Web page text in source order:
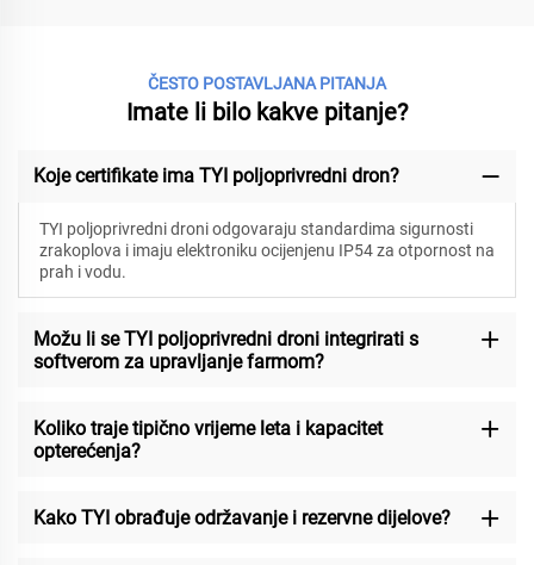
ČESTO POSTAVLJANA PITANJA
Imate li bilo kakve pitanje?
Koje certifikate ima TYI poljoprivredni dron?
TYI poljoprivredni droni odgovaraju standardima sigurnosti
zrakoplova i imaju elektroniku ocijenjenu IP54 za otpornost na
prah i vodu.
Možu li se TYI poljoprivredni droni integrirati s
softverom za upravljanje farmom?
Koliko traje tipično vrijeme leta i kapacitet
opterećenja?
Kako TYI obrađuje održavanje i rezervne dijelove?